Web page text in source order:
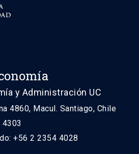
y Administración UC
4860, Macul. Santiago, Chile
+56 2 2354 4028